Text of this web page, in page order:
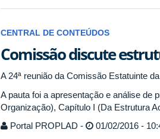
CENTRAL DE CONTEÚDOS
Comissão discute
A 24ª reunião da Comissão Estatuinte
A pauta foi a apresentação e análise de
Organização), Capítulo I (Da Estrutura
Portal PROPLAD -
01/02/2016 -